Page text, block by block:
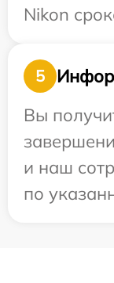
Nikon
5
Вы
и наш
по